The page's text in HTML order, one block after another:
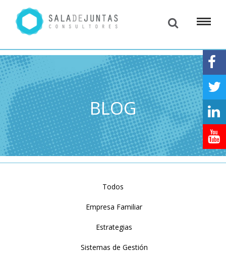
BLOG
Todos
Empresa Familiar
Estrategias
Sistemas de Gestión